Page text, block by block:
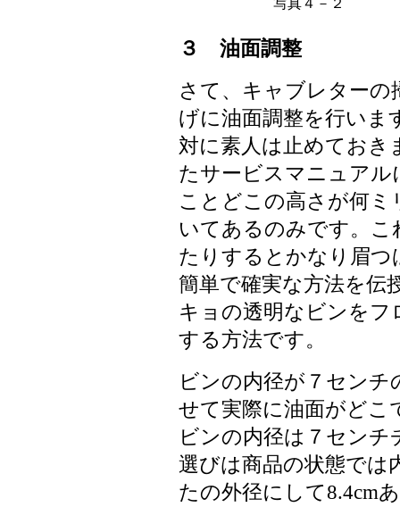
写真４－２
３ 油面調整
さて、キャブレター
げに油面調整を行いま
対に素人は止めてお
たサービスマニュア
ことどこの高さが何
いてあるのみです。
たりするとかなり眉
簡単で確実な方法を伝
キョの透明なビンをフ
する方法です。
ビンの内径が７セン
せて実際に油面がどこ
ビンの内径は７セン
選びは商品の状態では
たの外径にして8.4cm